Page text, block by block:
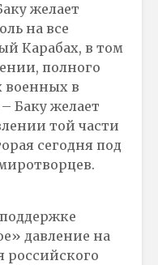
желает
на все
Карабах, в том
полного
военных в
Баку желает
той части
сегодня под
давление на
российского